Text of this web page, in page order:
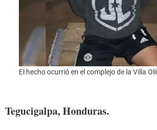
El hecho ocurrió en el complejo de la Villa
Tegucigalpa, Honduras.